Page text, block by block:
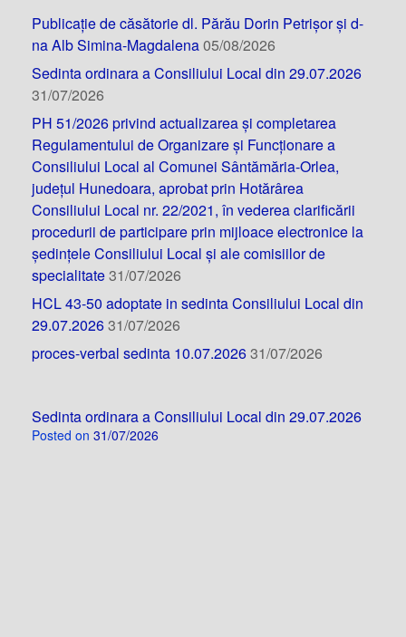
Publicație de căsătorie dl. Părău Dorin Petrișor și d-
na Alb Simina-Magdalena05/08/2026
Sedinta ordinara a Consiliului Local din 29.07.2026
31/07/2026
PH 51/2026 privind actualizarea și completarea
Regulamentului de Organizare și Funcționare a
Consiliului Local al Comunei Sântămăria-Orlea,
județul Hunedoara, aprobat prin Hotărârea
Consiliului Local nr. 22/2021, în vederea clarificării
procedurii de participare prin mijloace electronice la
ședințele Consiliului Local și ale comisiilor de
specialitate31/07/2026
HCL 43-50 adoptate in sedinta Consiliului Local din
29.07.202631/07/2026
proces-verbal sedinta 10.07.202631/07/2026
Sedinta ordinara a Consiliului Local din 29.07.2026
Posted on 31/07/2026